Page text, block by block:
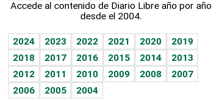
Vida y familia
Eñe
Celebrando la vida
Sin complejos
TBT Deportivo
Guía del dinero
Horóscopos
Crucigramas
Accede al contenido de Diario Libre año por año
desde el 2004.
2024 2023 2022 2021 2020
2019
2018
2017 2016 2015 2014
2013
2012
2011 2010 2009 2008
2007
2006
2005 2004